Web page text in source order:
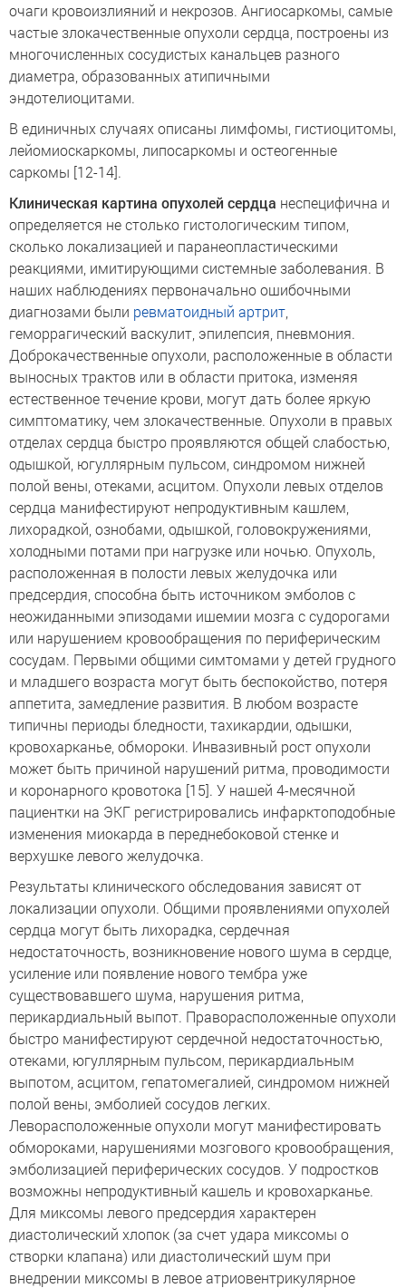
очаги кровоизлияний и некрозов. Ангиосаркомы, самые
частые злокачественные опухоли сердца, построены из
многочисленных сосудистых канальцев разного
диаметра, образованных атипичными
эндотелиоцитами.
В единичных случаях описаны лимфомы, гистиоцитомы,
лейомиоскаркомы, липосаркомы и остеогенные
саркомы [12-14].
Клиническая картина опухолей сердца неспецифична и
определяется не столько гистологическим типом,
сколько локализацией и паранеопластическими
реакциями, имитирующими системные заболевания. В
наших наблюдениях первоначально ошибочными
диагнозами были ревматоидный артрит
геморрагический васкулит, эпилепсия, пневмония.
Доброкачественные опухоли, расположенные в области
выносных трактов или в области притока, изменяя
естественное течение крови, могут дать более яркую
симптоматику, чем злокачественные. Опухоли в правых
отделах сердца быстро проявляются общей слабостью,
одышкой, югуллярным пульсом, синдромом нижней
полой вены, отеками, асцитом. Опухоли левых отделов
сердца манифестируют непродуктивным кашлем,
лихорадкой, ознобами, одышкой, головокружениями,
холодными потами при нагрузке или ночью. Опухоль,
расположенная в полости левых желудочка или
предсердия, способна быть источником эмболов с
неожиданными эпизодами ишемии мозга с судорогами
или нарушением кровообращения по периферическим
сосудам. Первыми общими симтомами у детей грудного
и младшего возраста могут быть беспокойство, потеря
аппетита, замедление развития. В любом возрасте
типичны периоды бледности, тахикардии, одышки,
кровохарканье, обмороки. Инвазивный рост опухоли
может быть причиной нарушений ритма, проводимости
и коронарного кровотока [15]. У нашей 4-месячной
пациентки на ЭКГ регистрировались инфарктоподобные
изменения миокарда в переднебоковой стенке и
верхушке левого желудочка.
Результаты клинического обследования зависят от
локализации опухоли. Общими проявлениями опухолей
сердца могут быть лихорадка, сердечная
недостаточность, возникновение нового шума в сердце,
усиление или появление нового тембра уже
существовавшего шума, нарушения ритма,
перикардиальный выпот. Праворасположенные опухоли
быстро манифестируют сердечной недостаточностью,
отеками, югуллярным пульсом, перикардиальным
выпотом, асцитом, гепатомегалией, синдромом нижней
полой вены, эмболией сосудов легких.
Леворасположенные опухоли могут манифестировать
обмороками, нарушениями мозгового кровообращения,
эмболизацией периферических сосудов. У подростков
возможны непродуктивный кашель и кровохарканье.
Для миксомы левого предсердия характерен
диастолический хлопок (за счет удара миксомы о
створки клапана) или диастолический шум при
внедрении миксомы в левое атриовентрикулярное